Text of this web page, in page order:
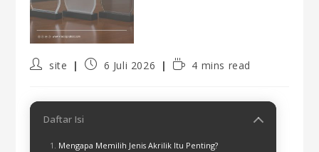
site 6 Juli 2026 4 mins read
Daftar Isi
Mengapa Memilih Jenis Akrilik Itu Penting?